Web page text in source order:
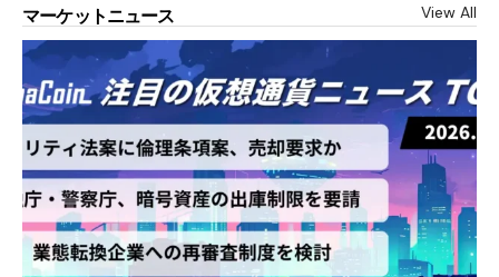
マーケットニュース View All